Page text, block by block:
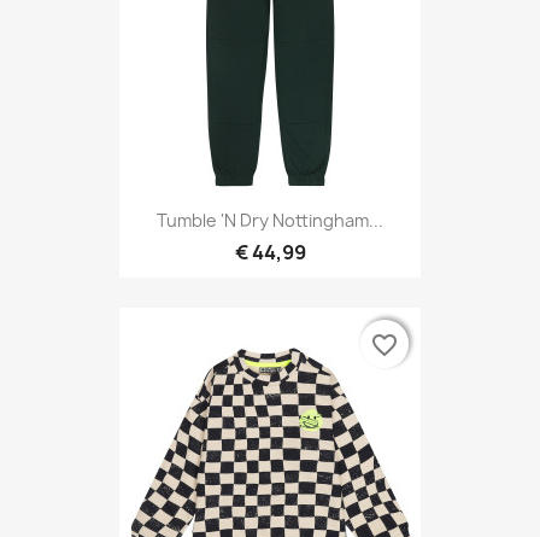
Tumble 'N Dry Nottingham...
€ 44,99
favorite_border
favorite_border